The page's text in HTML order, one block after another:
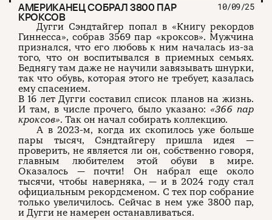
АМЕРИКАНЕЦ СОБРАЛ 3800 ПАР
КРОКСОВ
10/09/25
Дугги Сэндтайгер попал в «Книгу рекордов
Гиннесса», собрав 3569 пар «кроксов». Мужчина
признался, что его любовь к ним началась из-за
того, что он воспитывался в приемных семьях.
Беднягу там даже не научили завязывать шнурки,
так что обувь, которая этого не требует, казалась
ему спасением.
В 16 лет Дугги составил список планов на жизнь.
И там, в числе прочего, было указано: «366 пар
кроксов». Так он начал собирать коллекцию.
А в 2023-м, когда их скопилось уже больше
пары тысяч, Сэндтайгеру пришла идея —
проверить, не является ли он, собственно говоря,
главным любителем этой обуви в мире.
Оказалось — почти! Он набрал еще около
тысячи, чтобы наверняка, — и в 2024 году стал
официальным рекордсменом. С тех пор собрание
только увеличилось. Сейчас в нем уже 3800 пар,
и Дугги не намерен останавливаться.